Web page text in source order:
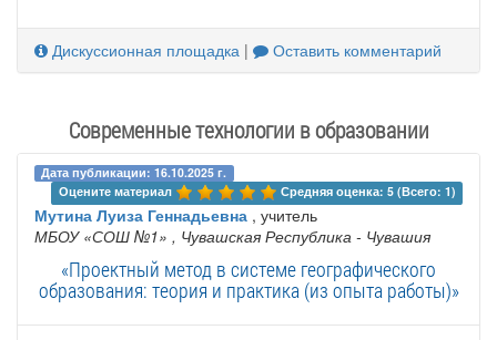
Дискуссионная площадка | Оставить комментарий
Современные технологии в образовании
Дата публикации: 16.10.2025 г.
Оцените материал
Средняя оценка: 5 (Всего: 1)
Мутина Луиза Геннадьевна , учитель
МБОУ «СОШ №1» , Чувашская Республика - Чувашия
«Проектный метод в системе географического
образования: теория и практика (из опыта работы)»